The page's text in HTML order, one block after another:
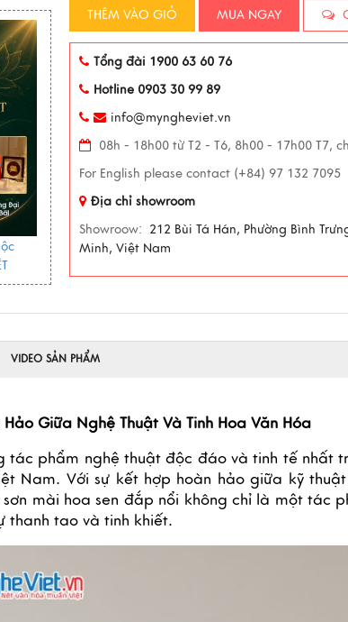
THÊM VÀO GIỎ MUA NGAY
Tổng đài 1900 63 60 76
Hotline 0903 30 99 89
info@myngheviet.vn
08h - 18h00 từ T2 - T6, 8h00 - 17h00 T7,
For English please contact (+84) 97 132 7095
Địa chỉ showroom
Showroow: 212 Bùi Tá Hán, Phường Bình
Minh, Việt Nam
VIDEO SẢN PHẨM
Giữa Nghệ Thuật Và Tinh Hoa Văn Hóa
tác phẩm nghệ thuật độc đáo và tinh tế nhất
Nam. Với sự kết hợp hoàn hảo giữa kỹ
mài hoa sen đắp nổi không chỉ là một tác
thanh tao và tinh khiết.